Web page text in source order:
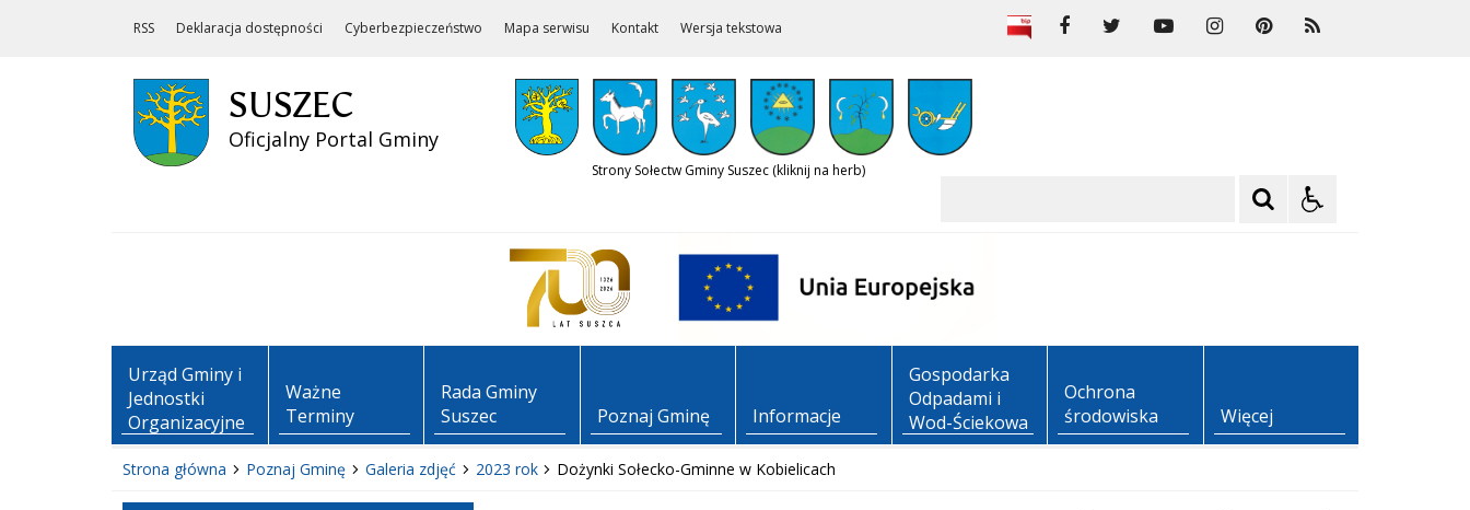
RSS Deklaracja dostępności Cyberbezpieczeństwo Mapa serwisu Kontakt Wersja tekstowa
SUSZEC
Oficjalny Portal Gminy
Strony Sołectw Gminy Suszec (kliknij na herb)
Urząd Gminy i
Jednostki
Organizacyjne
Ważne
Terminy
Rada Gminy
Suszec
Poznaj Gminę Informacje
Gospodarka
Odpadami i
Wod-Ściekowa
Ochrona
środowiska
Więcej
Strona główna Poznaj Gminę Galeria zdjęć 2023 rok Dożynki Sołecko-Gminne w Kobielicach